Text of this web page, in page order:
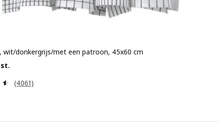
wit/donkergrijs/met een patroon, 45x60 cm
3,99/4 st.
Beoordeling: 4.5 van 5 sterren. Totaal beoordelingen:
(4061)